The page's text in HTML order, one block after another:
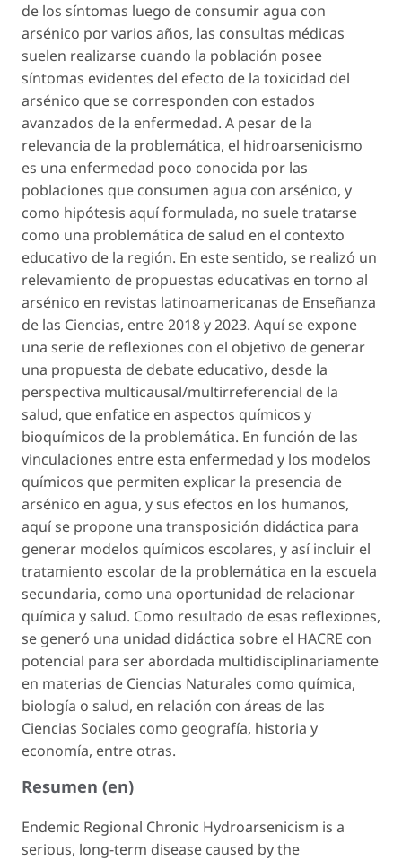
de los síntomas luego de consumir agua con
arsénico por varios años, las consultas médicas
suelen realizarse cuando la población posee
síntomas evidentes del efecto de la toxicidad del
arsénico que se corresponden con estados
avanzados de la enfermedad. A pesar de la
relevancia de la problemática, el hidroarsenicismo
es una enfermedad poco conocida por las
poblaciones que consumen agua con arsénico, y
como hipótesis aquí formulada, no suele tratarse
como una problemática de salud en el contexto
educativo de la región. En este sentido, se realizó un
relevamiento de propuestas educativas en torno al
arsénico en revistas latinoamericanas de Enseñanza
de las Ciencias, entre 2018 y 2023. Aquí se expone
una serie de reflexiones con el objetivo de generar
una propuesta de debate educativo, desde la
perspectiva multicausal/multirreferencial de la
salud, que enfatice en aspectos químicos y
bioquímicos de la problemática. En función de las
vinculaciones entre esta enfermedad y los modelos
químicos que permiten explicar la presencia de
arsénico en agua, y sus efectos en los humanos,
aquí se propone una transposición didáctica para
generar modelos químicos escolares, y así incluir el
tratamiento escolar de la problemática en la escuela
secundaria, como una oportunidad de relacionar
química y salud. Como resultado de esas reflexiones,
se generó una unidad didáctica sobre el HACRE con
potencial para ser abordada multidisciplinariamente
en materias de Ciencias Naturales como química,
biología o salud, en relación con áreas de las
Ciencias Sociales como geografía, historia y
economía, entre otras.
Resumen (en)
Endemic Regional Chronic Hydroarsenicism is a
serious, long-term disease caused by the